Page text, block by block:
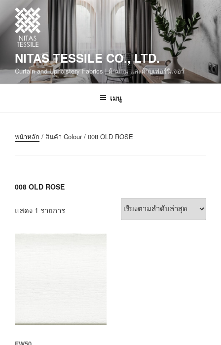
NITAS TESSILE CO., LTD.
Curtain and Upholstery Fabrics | ผ้าม่าน และผ้าบุเฟอร์นิเจอร์
เมนู
หน้าหลัก / สินค้า Colour / 008 OLD ROSE
008 OLD ROSE
แสดง 1 รายการ